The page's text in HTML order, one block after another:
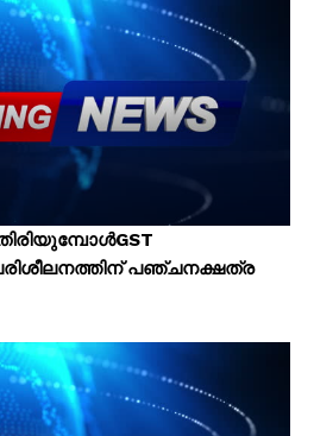
പഞ്ചനക്ഷത്ര